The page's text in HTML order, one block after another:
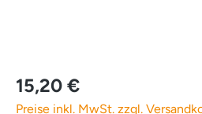
15,20 €
Preise inkl. MwSt. zzgl.